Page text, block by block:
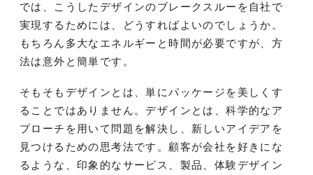
では、こうしたデザインのブレークスルーを自社で
実現するためには、どうすればよいのでしょうか。
もちろん多大なエネルギーと時間が必要ですが、方
法は意外と簡単です。
そもそもデザインとは、単にパッケージを美しくす
ることではありません。デザインとは、科学的なア
プローチを用いて問題を解決し、新しいアイデアを
見つけるための思考法です。顧客が会社を好きにな
るような、印象的なサービス、製品、体験デザイン